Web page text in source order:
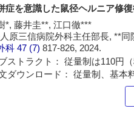
症を意識した鼠径ヘルニア修
*, 藤井圭**, 江口徹***
原三信病院外科主任部長, **
科 47 (7)817-826, 2024.
ストラクト： 従量制は110円
ダウンロード： 従量制、基本